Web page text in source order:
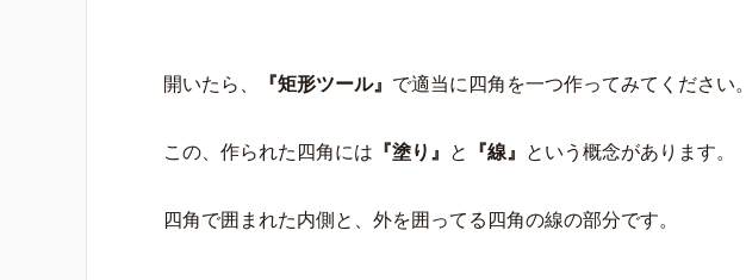
開いたら、 『矩形ツール』 で適当に四角を一つ作ってみてください。
この、作られた四角には 『塗り』 と 『線』 という概念があります。
四角で囲まれた内側と、外を囲ってる四角の線の部分です。